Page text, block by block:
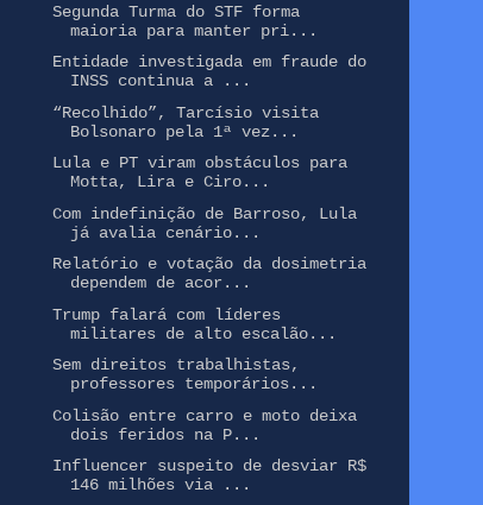
Segunda Turma do STF forma
maioria para manter pri...
Entidade investigada em fraude do
INSS continua a ...
“Recolhido”, Tarcísio visita
Bolsonaro pela 1ª vez...
Lula e PT viram obstáculos para
Motta, Lira e Ciro...
Com indefinição de Barroso, Lula
já avalia cenário...
Relatório e votação da dosimetria
dependem de acor...
Trump falará com líderes
militares de alto escalão...
Sem direitos trabalhistas,
professores temporários...
Colisão entre carro e moto deixa
dois feridos na P...
Influencer suspeito de desviar R$
146 milhões via ...